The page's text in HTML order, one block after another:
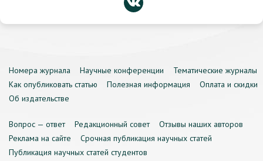
Номера журнала Научные конференции
Тематические журналы
Как опубликовать статью
Полезная информация
Оплата и скидки
Об издательстве
Вопрос — ответ Редакционный совет
Отзывы наших авторов
Реклама на сайте
Срочная публикация научных статей
Публикация научных статей студентов